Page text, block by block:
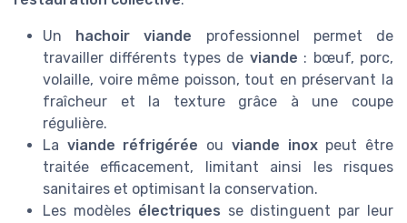
Un hachoir viande professionnel permet de
travailler différents types de viande : bœuf, porc,
volaille, voire même poisson, tout en préservant la
fraîcheur et la texture grâce à une coupe
régulière.
La viande réfrigérée ou viande inoxpeut être
traitée efficacement, limitant ainsi les risques
sanitaires et optimisant la conservation.
Les modèles électriques se distinguent par leur